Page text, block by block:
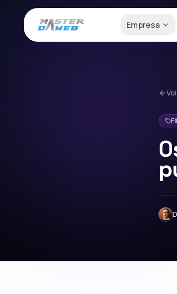
Empresa